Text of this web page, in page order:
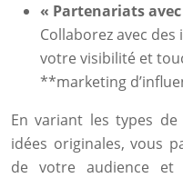
« Partenariats
Collaborez avec
votre visibilité et
**marketing
En variant les types
idées originales, vous
de votre audience